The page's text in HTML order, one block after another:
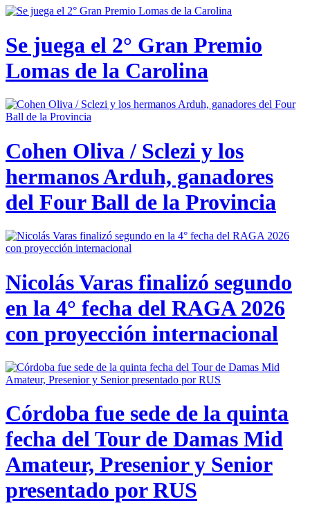
Se juega el 2° Gran Premio
Lomas de la Carolina
Cohen Oliva / Sclezi y los
hermanos Arduh, ganadores
del Four Ball de la Provincia
Nicolás Varas finalizó segundo
en la 4° fecha del RAGA 2026
con proyección internacional
Córdoba fue sede de la quinta
fecha del Tour de Damas Mid
Amateur, Presenior y Senior
presentado por RUS